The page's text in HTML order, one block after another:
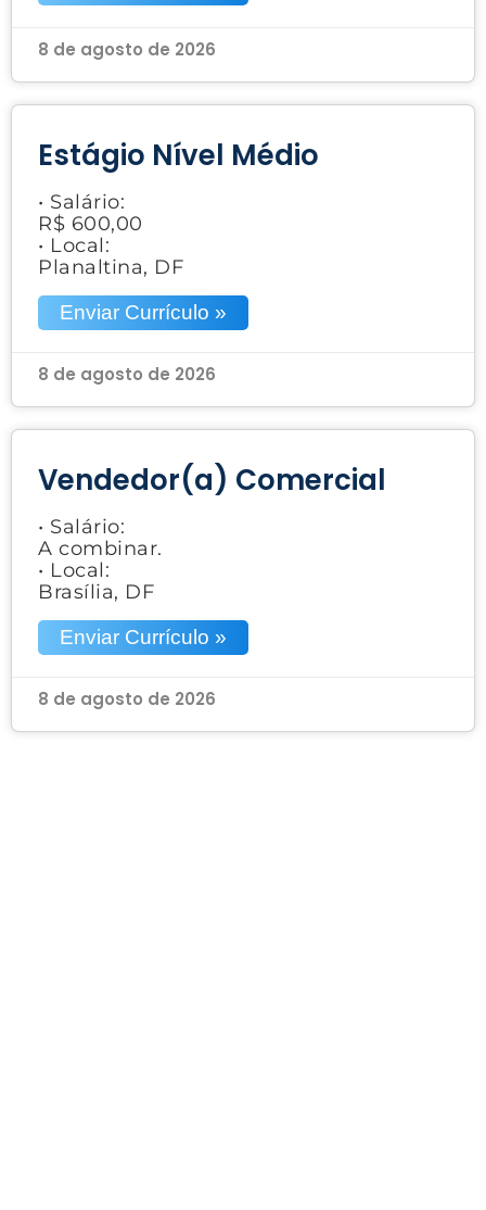
8 de agosto de 2026
Estágio Nível Médio
• Salário:
R$ 600,00
• Local:
Planaltina, DF
Enviar Currículo »
8 de agosto de 2026
Vendedor(a) Comercial
• Salário:
A combinar.
• Local:
Brasília, DF
Enviar Currículo »
8 de agosto de 2026